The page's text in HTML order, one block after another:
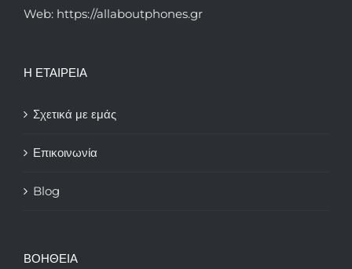
Web: https://allaboutphones.gr
Η ΕΤΑΙΡΕΙΑ
Σχετικά με εμάς
Επικοινωνία
Blog
ΒΟΗΘΕΙΑ